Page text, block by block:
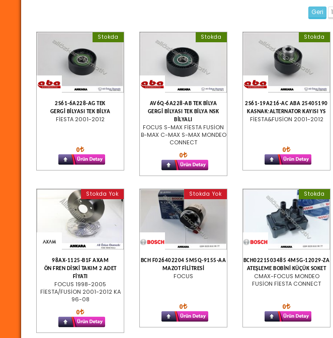
Geri 1
Stokda
2S61-6A228-AG TEK
GERGİ BİLYASI TEK BİLYA
FİESTA 2001-2012
0
Stokda
AV6Q-6A228-AB TEK BİLYA
GERGİ BİLYASI TEK BİLYA NSK
BİLYALI
FOCUS S-MAX FİESTA FUSİON
B-MAX C-MAX S-MAX MONDEO
CONNECT
0
Stokda
2S61-19A216-AC ABA 25405190
KASNAK:ALTERNATOR KAYISI YS
FİESTA&FUSİON 2001-2012
0
Stokda Yok
98AX-1125-B1F AXAM
ÖN FREN DİSKİ TAKIM 2 ADET
FİYATI
FOCUS 1998-2005
FİESTA/FUSİON 2001-2012 KA
96-08
0
Stokda Yok
BCH F026402204 5M5Q-9155-AA
MAZOT FİLİTRESİ
FOCUS
0
Stokda
BCH0221503485 4M5G-12029-ZA
ATEŞLEME BOBİNİ KÜÇÜK SOKET
CMAX-FOCUS MONDEO
FUSİON FİESTA CONNECT
0